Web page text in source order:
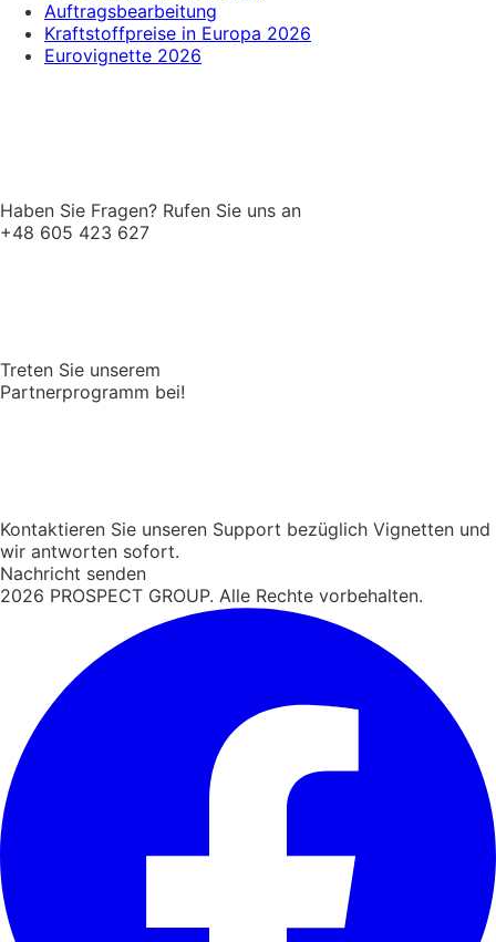
Auftragsbearbeitung
Kraftstoffpreise in Europa 2026
Eurovignette 2026
Haben Sie Fragen? Rufen Sie uns an
+48 605 423 627
Treten Sie unserem
Partnerprogramm bei!
Kontaktieren Sie unseren Support bezüglich Vignetten und
wir antworten sofort.
Nachricht senden
2026 PROSPECT GROUP. Alle Rechte vorbehalten.